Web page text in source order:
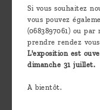
nous !Si vous souhaitez
vous pouvez
(0683897061) ou
prendre rendez
L'exposition est
dimanche 31 juillet.
A bientôt.